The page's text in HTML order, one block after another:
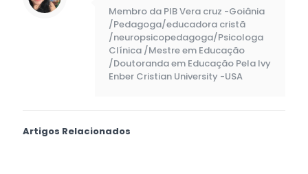
Membro da PIB Vera cruz -Goiânia
/Pedagoga/educadora cristã
/neuropsicopedagoga/Psicologa
Clínica /Mestre em Educação
/Doutoranda em Educação Pela Ivy
Enber Cristian University -USA
Artigos Relacionados